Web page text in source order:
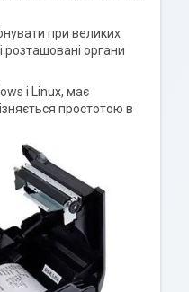
при великих
органи
і Linux, має
простотою в